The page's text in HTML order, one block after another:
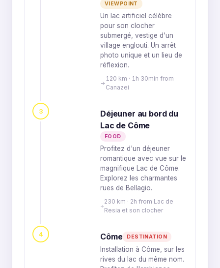
VIEWPOINT
Un lac artificiel célèbre
pour son clocher
submergé, vestige d'un
village englouti. Un arrêt
photo unique et un lieu de
réflexion.
120 km · 1h 30min from
Canazei
3
Déjeuner au bord du
Lac de Côme
FOOD
Profitez d'un déjeuner
romantique avec vue sur le
magnifique Lac de Côme.
Explorez les charmantes
rues de Bellagio.
230 km · 2h from Lac de
Resia et son clocher
4 Côme DESTINATION
Installation à Côme, sur les
rives du lac du même nom.